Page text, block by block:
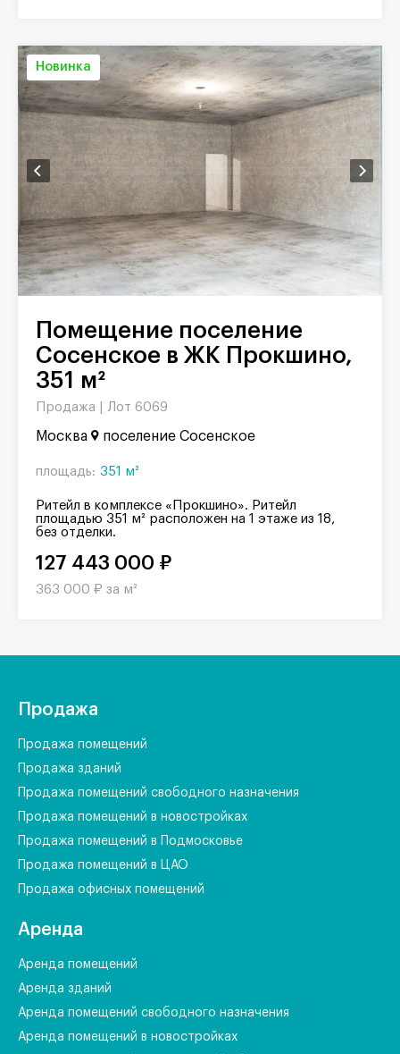
Новинка
Помещение поселение
Сосенское в ЖК Прокшино,
351 м²
Продажа | Лот 6069
Москва поселение Сосенское
площадь: 351 м²
Ритейл в комплексе «Прокшино». Ритейл
площадью 351 м² расположен на 1 этаже из 18,
без отделки.
127 443 000 ₽
363 000 ₽ за м²
Продажа
Продажа помещений
Продажа зданий
Продажа помещений свободного назначения
Продажа помещений в новостройках
Продажа помещений в Подмосковье
Продажа помещений в ЦАО
Продажа офисных помещений
Аренда
Аренда помещений
Аренда зданий
Аренда помещений свободного назначения
Аренда помещений в новостройках